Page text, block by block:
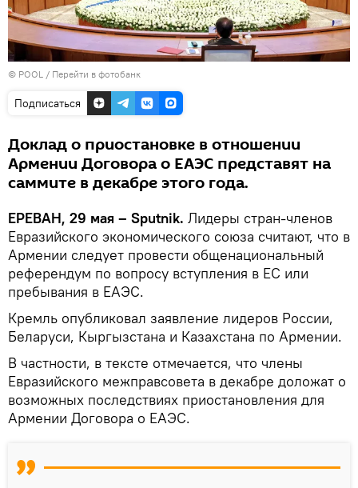
© POOL / Перейти в фотобанк
Подписаться
Доклад о приостановке в отношении
Армении Договора о ЕАЭС представят на
саммите в декабре этого года.
ЕРЕВАН, 29 мая – Sputnik. Лидеры стран-членов
Евразийского экономического союза считают, что в
Армении следует провести общенациональный
референдум по вопросу вступления в ЕС или
пребывания в ЕАЭС.
Кремль опубликовал заявление лидеров России,
Беларуси, Кыргызстана и Казахстана по Армении.
В частности, в тексте отмечается, что члены
Евразийского межправсовета в декабре доложат о
возможных последствиях приостановления для
Армении Договора о ЕАЭС.